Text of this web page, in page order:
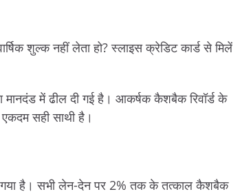
शुल्क नहीं लेता हो? स्लाइस क्रेडिट कार्ड से मिलें
मानदंड में ढील दी गई है। आकर्षक कैशबैक रिवॉर्ड के
सही साथी है।
गया है। सभी लेन-देन पर 2% तक के तत्काल कैशबैक